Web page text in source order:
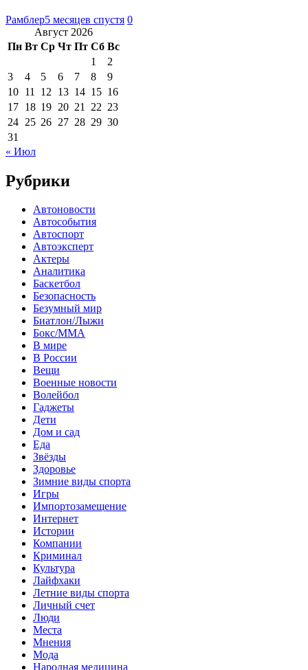
Рамблер5 месяцев спустя 0
Август 2026
Пн Вт Ср Чт Пт Сб Вс
1
2
3
4 5 6 7 8
9
10 11 12 13 14 15 16
17 18 19 20 21 22 23
24 25 26 27 28 29 30
31
« Июл
Рубрики
Автоновости
Автособытия
Автоспорт
Автоэксперт
Актеры
Аналитика
Баскетбол
Безопасность
Безумный мир
Биатлон/Лыжи
Бокс/MMA
В мире
В России
Вещи
Военные новости
Волейбол
Гаджеты
Дети
Дом и сад
Еда
Звёзды
Здоровье
Зимние виды спорта
Игры
Импортозамещение
Интернет
Истории
Компании
Криминал
Культура
Лайфхаки
Летние виды спорта
Личный счет
Люди
Места
Мнения
Мода
Народная медицина